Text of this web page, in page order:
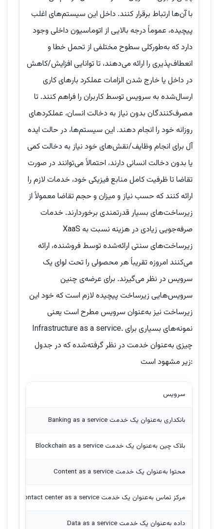
با آن‌ها ارتباط برقرار کنند. داخل این سیستم‌های اغلب
پیچیده، عموماً درجه بالایی از اتوماسیون داخلی وجود
دارد که به‌طورکلی سطوح مختلفی از تحمل خطا و
انعطاف‌پذیری را ارائه می‌دهند، تا توانایی افزایش/کاهش
در داخل یا خارج شدن الزامات عملکرد بارهای کاری
ارسال‌شده به سرویس توسط کاربران را فراهم کنند. تا
مصرف‌کنندگان بدون نیاز به دخالت انسان، عملکردهای
روزانه خود را انجام دهند. این سیستم‌ها، در حالت ایده
آل برای انجام وظایف/نقش‌های خود نیاز به دخالت کمی
یا بدون دخالت انسانی دارند، احتمالاً می‌توانند در صورت
تقاضا تا ظرفیت کامل منابع فیزیکی خود، خدمات لازم را
ارائه کنند که حسب نیاز و میزان و حجم تقاضا معمولاً از
زیرساخت‌های بسیار قدرتمندی برخوردارند. خدمات
XaaS صرفه‌جویی زیادی در هزینه نسبت به
زیرساخت‌های سنتی ارائه‌شده توسط فروشنده، ارائه
می‌کنند امروزه تقریباً هر محصولی را تحت لوای یک
سرویس در نظر می‌گیرند. برای عرضه‌ی چنین
سرویس‌هایی زیرساخت پیچیده لازم است که خود این
زیرساخت نیز به‌عنوان سرویس مطرح است یعنی
Infrastructure as a service. نمونه‌های بسیاری برای
چیزی به‌عنوان خدمت در نظر گرفته‌شده که در جدول
زیر مشهود است:
سرویس
بانکداری به‌عنوان یک خدمت Banking as a service
بلاک چین به‌عنوان یک خدمت Blockchain as a service
محتوا به‌عنوان یک خدمت Content as a service
مرکز تماس به‌عنوان یک خدمت Contact center as a service
داده به‌عنوان یک خدمت Data as a service